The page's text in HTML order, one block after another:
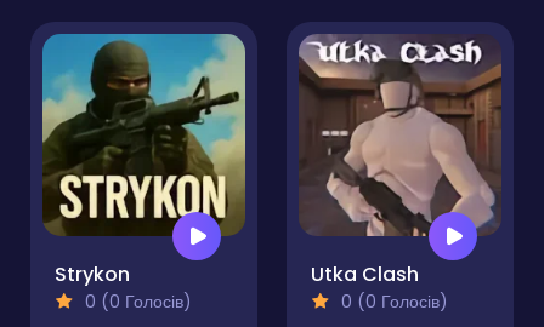
Strykon
0 (0 Голосів)
Utka Clash
0 (0 Голосів)